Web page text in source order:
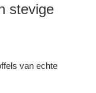
stevige
van echte